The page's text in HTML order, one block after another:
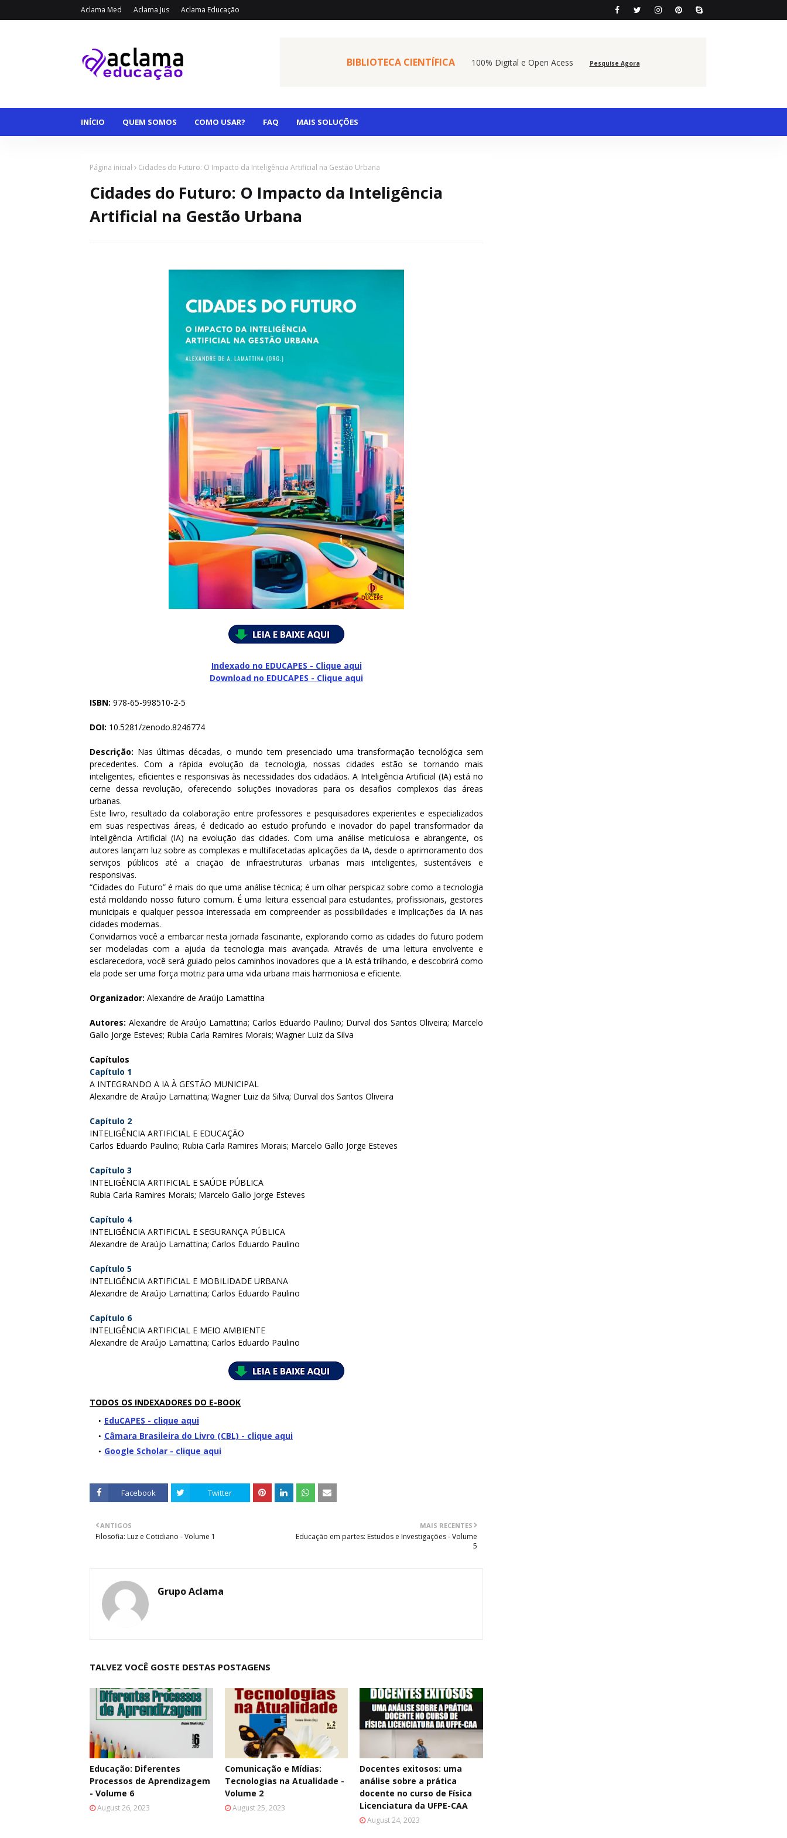
Aclama Med Aclama Jus Aclama Educação
BIBLIOTECA CIENTÍFICA 100% Digital e Open Acess Pesquise Agora
INÍCIO QUEM SOMOS COMO USAR? FAQ MAIS SOLUÇÕES
Página inicial Cidades do Futuro: O Impacto da Inteligência Artificial na Gestão Urbana
Cidades do Futuro: O Impacto da Inteligência
Artificial na Gestão Urbana
Indexado no EDUCAPES - Clique aqui
Download no EDUCAPES - Clique aqui
ISBN: 978-65-998510-2-5
DOI: 10.5281/zenodo.8246774
Descrição: Nas últimas décadas, o mundo tem presenciado uma transformação tecnológica sem
precedentes. Com a rápida evolução da tecnologia, nossas cidades estão se tornando mais
inteligentes, eficientes e responsivas às necessidades dos cidadãos. A Inteligência Artificial (IA) está no
cerne dessa revolução, oferecendo soluções inovadoras para os desafios complexos das áreas
urbanas.
Este livro, resultado da colaboração entre professores e pesquisadores experientes e especializados
em suas respectivas áreas, é dedicado ao estudo profundo e inovador do papel transformador da
Inteligência Artificial (IA) na evolução das cidades. Com uma análise meticulosa e abrangente, os
autores lançam luz sobre as complexas e multifacetadas aplicações da IA, desde o aprimoramento dos
serviços públicos até a criação de infraestruturas urbanas mais inteligentes, sustentáveis e
responsivas.
“Cidades do Futuro” é mais do que uma análise técnica; é um olhar perspicaz sobre como a tecnologia
está moldando nosso futuro comum. É uma leitura essencial para estudantes, profissionais, gestores
municipais e qualquer pessoa interessada em compreender as possibilidades e implicações da IA nas
cidades modernas.
Convidamos você a embarcar nesta jornada fascinante, explorando como as cidades do futuro podem
ser modeladas com a ajuda da tecnologia mais avançada. Através de uma leitura envolvente e
esclarecedora, você será guiado pelos caminhos inovadores que a IA está trilhando, e descobrirá como
ela pode ser uma força motriz para uma vida urbana mais harmoniosa e eficiente.
Organizador: Alexandre de Araújo Lamattina
Autores: Alexandre de Araújo Lamattina; Carlos Eduardo Paulino; Durval dos Santos Oliveira; Marcelo
Gallo Jorge Esteves; Rubia Carla Ramires Morais; Wagner Luiz da Silva
Capítulos
Capítulo 1
A INTEGRANDO A IA À GESTÃO MUNICIPAL
Alexandre de Araújo Lamattina; Wagner Luiz da Silva; Durval dos Santos Oliveira
Capítulo 2
INTELIGÊNCIA ARTIFICIAL E EDUCAÇÃO
Carlos Eduardo Paulino; Rubia Carla Ramires Morais; Marcelo Gallo Jorge Esteves
Capítulo 3
INTELIGÊNCIA ARTIFICIAL E SAÚDE PÚBLICA
Rubia Carla Ramires Morais; Marcelo Gallo Jorge Esteves
Capítulo 4
INTELIGÊNCIA ARTIFICIAL E SEGURANÇA PÚBLICA
Alexandre de Araújo Lamattina; Carlos Eduardo Paulino
Capítulo 5
INTELIGÊNCIA ARTIFICIAL E MOBILIDADE URBANA
Alexandre de Araújo Lamattina; Carlos Eduardo Paulino
Capítulo 6
INTELIGÊNCIA ARTIFICIAL E MEIO AMBIENTE
Alexandre de Araújo Lamattina; Carlos Eduardo Paulino
TODOS OS INDEXADORES DO E-BOOK
EduCAPES - clique aqui
Câmara Brasileira do Livro (CBL) - clique aqui
Google Scholar - clique aqui
Facebook Twitter
MAIS RECENTES
Educação em partes: Estudos e Investigações - Volume
5
ANTIGOS
Filosofia: Luz e Cotidiano - Volume 1
Grupo Aclama
TALVEZ VOCÊ GOSTE DESTAS POSTAGENS
Educação: Diferentes
Processos de Aprendizagem
- Volume 6
August 26, 2023
Comunicação e Mídias:
Tecnologias na Atualidade -
Volume 2
August 25, 2023
Docentes exitosos: uma
análise sobre a prática
docente no curso de Física
Licenciatura da UFPE-CAA
August 24, 2023